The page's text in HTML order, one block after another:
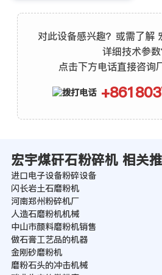
对此设备感兴趣？或需了解
详细技术参数
点击下方电话直接咨询
宏宇煤矸石粉碎机 相关
进口电子设备粉碎设备
闪长岩土石磨粉机
河南郑州粉碎机厂
人造石磨粉机机械
中山市颜料磨粉机销售
做石膏工艺品的机器
金刚砂磨粉机
磨粉石头的冲击机械